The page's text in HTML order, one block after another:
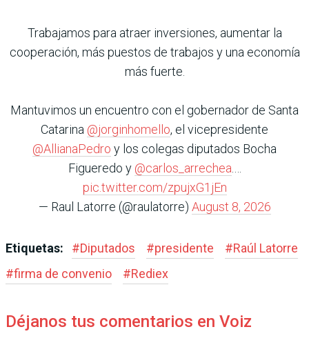
Trabajamos para atraer inversiones, aumentar la
cooperación, más puestos de trabajos y una economía
más fuerte.
Mantuvimos un encuentro con el gobernador de Santa
Catarina @jorginhomello, el vicepresidente
@AllianaPedro y los colegas diputados Bocha
Figueredo y @carlos_arrechea.…
pic.twitter.com/zpujxG1jEn
— Raul Latorre (@raulatorre) August 8, 2026
Etiquetas: #Diputados #presidente #Raúl Latorre
#firma de convenio #Rediex
Déjanos tus comentarios en Voiz